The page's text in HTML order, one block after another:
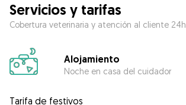
Servicios y tarifas
Cobertura veterinaria y atención al cliente
Alojamiento
Noche en casa del cuidador
Tarifa de festivos